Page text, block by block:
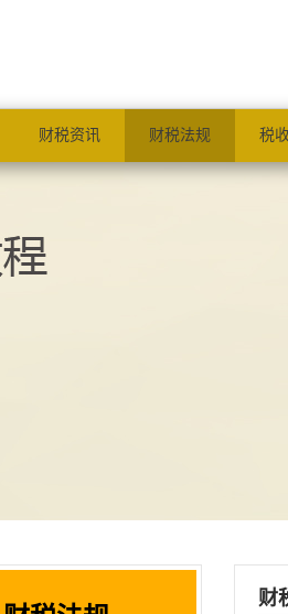
财税资讯 财税法规 税
财